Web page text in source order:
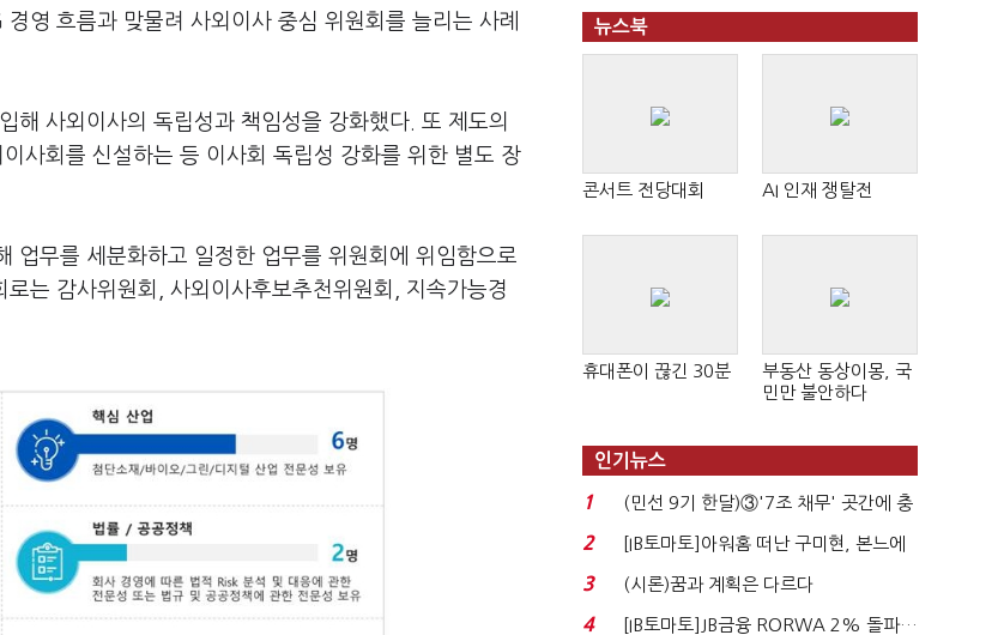
영 흐름과 맞물려 사외이사 중심 위원회를 늘리는 사례
해 사외이사의 독립성과 책임성을 강화했다. 또 제도의
사회를 신설하는 등 이사회 독립성 강화를 위한 별도 장
업무를 세분화하고 일정한 업무를 위원회에 위임함으로
는 감사위원회, 사외이사후보추천위원회, 지속가능경
뉴스북
콘서트 전당대회 AI 인재 쟁탈전
휴대폰이 끊긴 30분
부동산 동상이몽, 국
민만 불안하다
인기뉴스
1
(민선 9기 한달)③'7조 채무' 곳간에 충
격…추미애, 20년...
2
[IB토마토]아워홈 떠난 구미현, 본느에
340억 베팅…가...
3 (시론)꿈과 계획은 다르다
4
[IB토마토]JB금융 RORWA 2% 돌파…